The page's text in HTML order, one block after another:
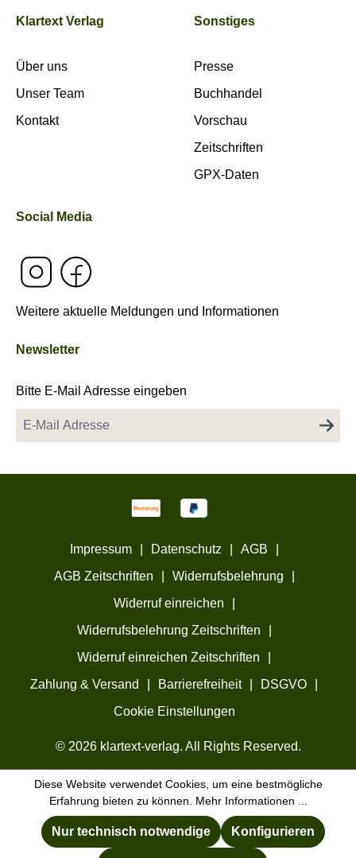
Klartext Verlag
Über uns
Unser Team
Kontakt
Sonstiges
Presse
Buchhandel
Vorschau
Zeitschriften
GPX-Daten
Social Media
Weitere aktuelle Meldungen und Informationen
Newsletter
Bitte E-Mail Adresse eingeben
© 2026 klartext-verlag. All Rights Reserved.
Impressum Datenschutz AGB
AGB Zeitschriften
Widerrufsbelehrung
Widerruf einreichen
Widerrufsbelehrung Zeitschriften
Widerruf einreichen Zeitschriften
Zahlung & Versand
Barrierefreiheit DSGVO
Cookie Einstellungen
Diese Website verwendet Cookies, um eine bestmögliche
Erfahrung bieten zu können. Mehr Informationen ...
Nur technisch notwendige Konfigurieren